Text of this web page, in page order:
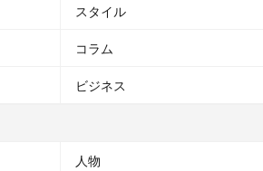
スタイル
コラム
ビジネス
人物